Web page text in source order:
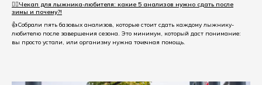
☝🏻Чекап для лыжника-любителя: какие 5 анализов нужно сдать после
зимы и почему?!
👍Собрали пять базовых анализов, которые стоит сдать каждому лыжнику-
любителю после завершения сезона. Это минимум, который даст понимание:
вы просто устали, или организму нужна точечная помощь.